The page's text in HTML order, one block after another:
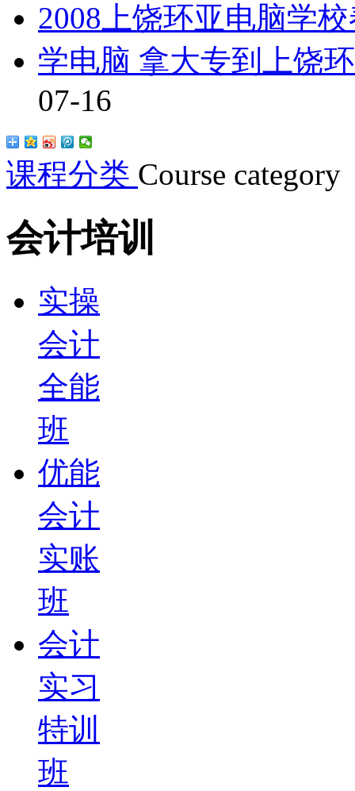
2008上饶环亚电脑学
学电脑 拿大专到上饶
07-16
课程分类 Course category
会计培训
实操
会计
全能
班
优能
会计
实账
班
会计
实习
特训
班